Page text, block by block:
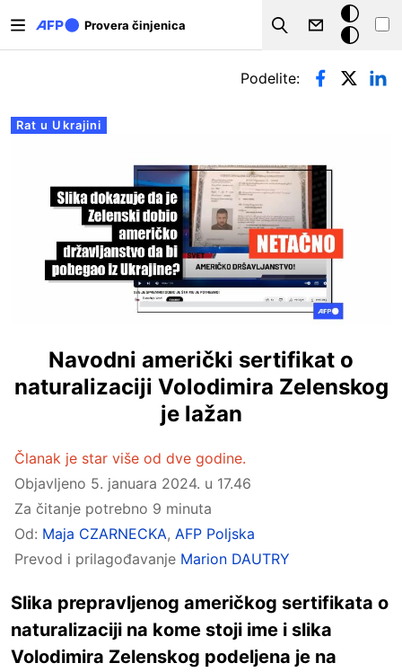
Provera činjenica
Search
Tamna
pozadina
Примарни табови
Rat u Ukrajini
Podelite:
Navodni američki sertifikat o
naturalizaciji Volodimira Zelenskog
je lažan
Članak je star više od dve godine.
Objavljeno 5. januara 2024. u 17.46
Za čitanje potrebno 9 minuta
Od: Maja CZARNECKA, AFP Poljska
Prevod i prilagođavanje Marion DAUTRY
Slika prepravljenog američkog sertifikata o
naturalizaciji na kome stoji ime i slika
Volodimira Zelenskog podeljena je na